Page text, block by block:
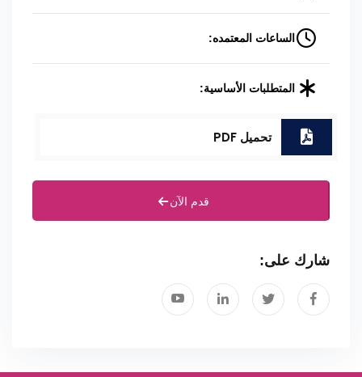
الساعات المعتمده:
المتطلبات الأساسية:
تحميل PDF
قدم الآن
شارك على: